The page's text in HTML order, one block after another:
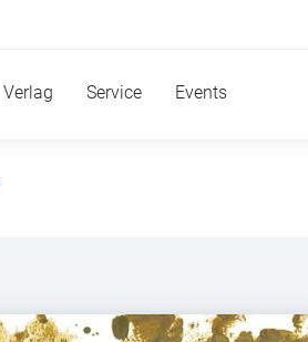
Verlag Service Events